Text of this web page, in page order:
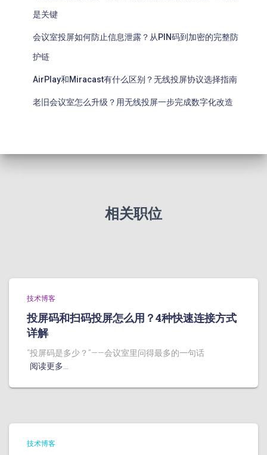
是关键
会议室投屏如何防止信息泄露？从PIN码到加密的完整防
护链
AirPlay和Miracast有什么区别？无线投屏协议选择指南
老旧会议室怎么升级？用无线投屏一步完成数字化改造
相关职位
技术博客
投屏码和扫码投屏怎么用？4种快速连接方式
详解
“投屏码是多少？”——会议室里问得最多的一句话
阅读更多…
技术博客